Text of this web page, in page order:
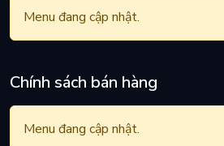
Menu đang cập nhật.
Chính sách bán hàng
Menu đang cập nhật.